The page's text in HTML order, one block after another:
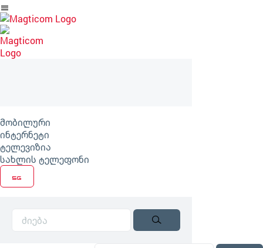
არტიკლზე
გადასვლა
მობილური
ინტერნეტი
ტელევიზია
სახლის ტელეფონი